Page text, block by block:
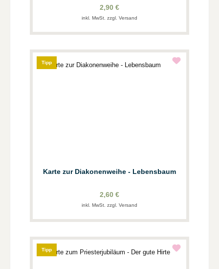
2,90 €
inkl. MwSt. zzgl. Versand
Tipp
Karte zur Diakonenweihe - Lebensbaum
2,60 €
inkl. MwSt. zzgl. Versand
Tipp